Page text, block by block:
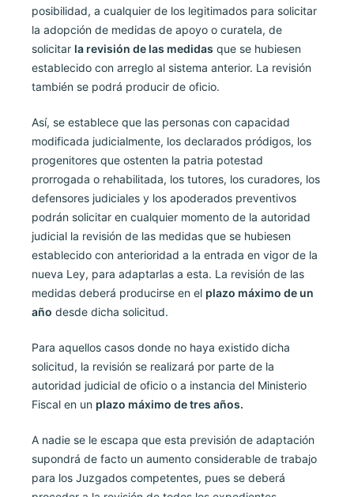
posibilidad, a cualquier de los legitimados para solicitar
la adopción de medidas de apoyo o curatela, de
solicitar la revisión de las medidas que se hubiesen
establecido con arreglo al sistema anterior. La revisión
también se podrá producir de oficio.
Así, se establece que las personas con capacidad
modificada judicialmente, los declarados pródigos, los
progenitores que ostenten la patria potestad
prorrogada o rehabilitada, los tutores, los curadores, los
defensores judiciales y los apoderados preventivos
podrán solicitar en cualquier momento de la autoridad
judicial la revisión de las medidas que se hubiesen
establecido con anterioridad a la entrada en vigor de la
nueva Ley, para adaptarlas a esta. La revisión de las
medidas deberá producirse en el plazo máximo de un
año desde dicha solicitud.
Para aquellos casos donde no haya existido dicha
solicitud, la revisión se realizará por parte de la
autoridad judicial de oficio o a instancia del Ministerio
Fiscal en un plazo máximo de tres años.
A nadie se le escapa que esta previsión de adaptación
supondrá de facto un aumento considerable de trabajo
para los Juzgados competentes, pues se deberá